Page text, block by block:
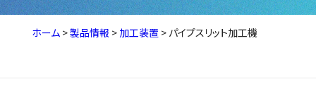
ホーム>製品情報 > 加工装置 > パイプスリット加工機